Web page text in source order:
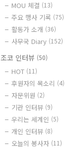
MOU 체결 (13)
주요 행사 기록 (75)
활동가 소개 (36)
사무국 Diary (152)
조코 인터뷰 (50)
HOT (11)
후원자의 목소리 (4)
자문위원 (2)
기관 인터뷰 (9)
우리는 세계인 (5)
개인 인터뷰 (8)
오늘의 봉사자 (11)